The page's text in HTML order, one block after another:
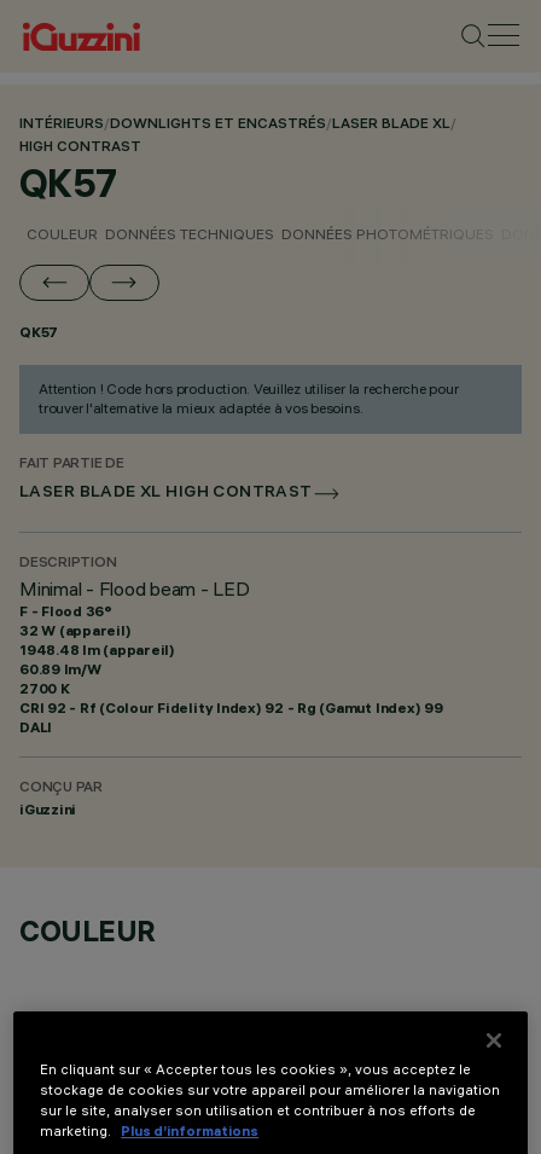
INTÉRIEURS/DOWNLIGHTS ET ENCASTRÉS/LASER BLADE XL/
HIGH CONTRAST
QK57
COULEUR DONNÉES TECHNIQUES DONNÉES PHOTOMÉTRIQUES
QK57
Attention ! Code hors production. Veuillez utiliser la recherche pour
trouver l'alternative la mieux adaptée à vos besoins.
FAIT PARTIE DE
LASER BLADE XL HIGH CONTRAST
DESCRIPTION
Minimal - Flood beam - LED
F - Flood 36°
32 W (appareil)
1948.48 lm (appareil)
60.89 lm/W
2700 K
CRI 92 - Rf (Colour Fidelity Index) 92 - Rg (Gamut Index) 99
DALI
CONÇU PAR
iGuzzini
COULEUR
DONNÉES TECHNIQUES
DERNIÈRE MISE À JOUR: 06/08/2026
En cliquant sur « Accepter tous les cookies », vous acceptez le
stockage de cookies sur votre appareil pour améliorer la navigation
sur le site, analyser son utilisation et contribuer à nos efforts de
marketing.
Plus d’informations